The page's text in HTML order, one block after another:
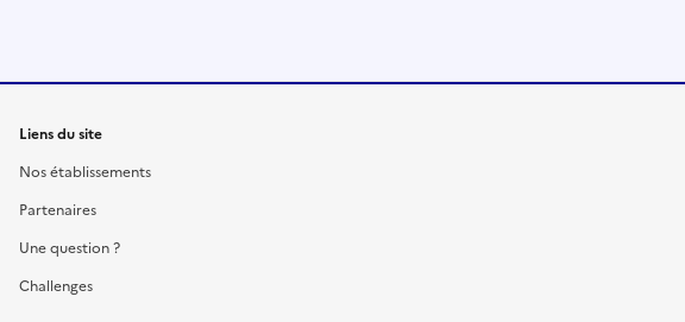
Liens du site
Nos établissements
Partenaires
Une question ?
Challenges